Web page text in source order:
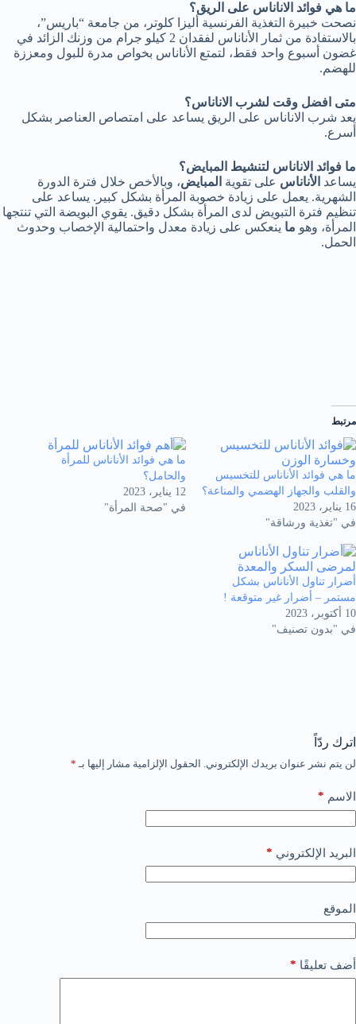
ما هي فوائد الاناناس على الريق؟
نصحت خبيرة التغذية الفرنسية أليزا كلوتر، من جامعة “باريس”،
بالاستفادة من ثمار الأناناس لفقدان 2 كيلو جرام من وزنك الزائد في
غضون أسبوع واحد فقط، لتمتع الأناناس بخواص مدرة للبول ومعززة
للهضم.
متى افضل وقت لشرب الاناناس؟
يعد شرب الاناناس على الريق يساعد على امتصاص العناصر بشكل
أسرع.
ما فوائد الاناناس لتنشيط المبايض؟
يساعد الأناناس على تقوية المبايض، وبالأخص خلال فترة الدورة
الشهرية. يعمل على زيادة خصوبة المرأة بشكل كبير. يساعد على
تنظيم فترة التبويض لدى المرأة بشكل دقيق. يقوي البويضة التي تنتجها
المرأة، وهو ما ينعكس على زيادة معدل واحتمالية الإخصاب وحدوث
الحمل.
مرتبط
ما هي فوائد الأناناس للتخسيس
والقلب والجهاز الهضمي والمناعة؟
16 يناير، 2023
في "تغذية ورشاقة"
ما هي فوائد الأناناس للمرأة
والحامل؟
12 يناير، 2023
في "صحة المرأة"
أضرار تناول الأناناس بشكل
مستمر – أضرار غير متوقعة !
10 أكتوبر، 2023
في "بدون تصنيف"
اترك ردّاً
لن يتم نشر عنوان بريدك الإلكتروني. الحقول الإلزامية مشار إليها بـ *
الاسم *
البريد الإلكتروني *
الموقع
أضف تعليقًا *